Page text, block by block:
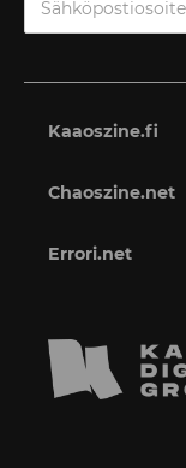
Kaaoszine.fi
Chaoszine.net
Errori.net